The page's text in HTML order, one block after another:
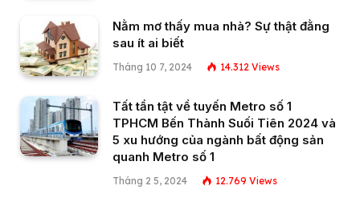
Nằm mơ thấy mua nhà? Sự thật đằng
sau ít ai biết
Tháng 10 7, 2024 14.312 Views
Tất tần tật về tuyến Metro số 1
TPHCM Bến Thành Suối Tiên 2024 và
5 xu hướng của ngành bất động sản
quanh Metro số 1
Tháng 2 5, 2024 12.769 Views